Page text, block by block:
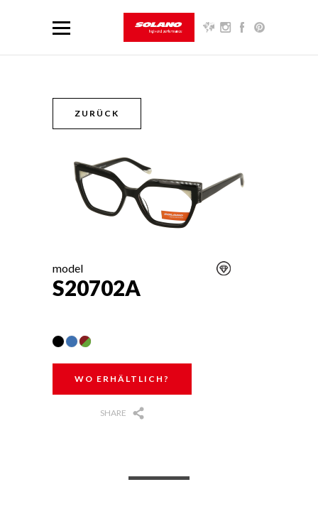
ZURÜCK
model
S20702A
WO ERHÄLTLICH?
SHARE